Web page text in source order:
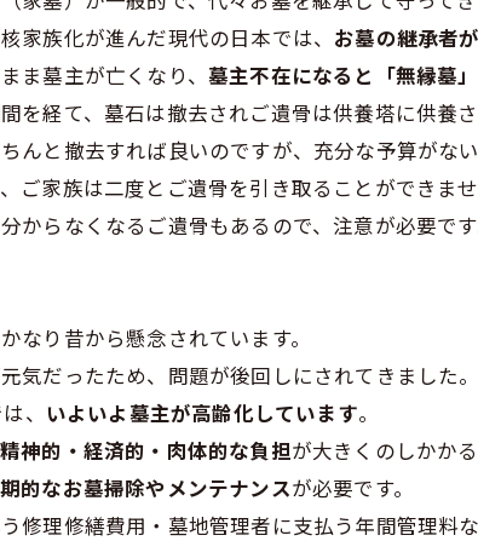
家族化が進んだ現代の日本では、 お墓の継承者
ま墓主が亡くなり、 墓主不在になると「無縁墓
を経て、墓石は撤去されご遺骨は供養塔に供養さ
んと撤去すれば良いのですが、充分な予算がな
ご家族は二度とご遺骨を引き取ることができませ
からなくなるご遺骨もあるので、注意が必要です
なり昔から懸念されています。
気だったため、問題が後回しにされてきました。
、 いよいよ墓主が高齢化しています。
精神的・経済的・肉体的な負担が大きくのしかか
的なお墓掃除やメンテナンスが必要です。
修理修繕費用・墓地管理者に支払う年間管理料